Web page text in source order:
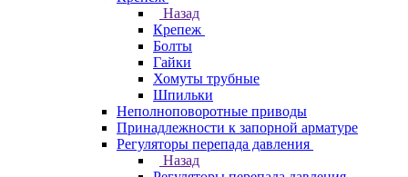
Назад
Крепеж
Болты
Гайки
Хомуты трубные
Шпильки
Неполноповоротные приводы
Принадлежности к запорной арматуре
Регуляторы перепада давления
Назад